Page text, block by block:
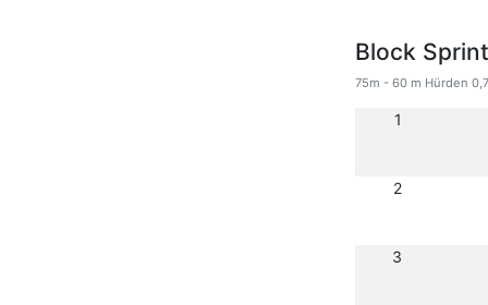
Block
75m - 60 m Hürden
1
2
3